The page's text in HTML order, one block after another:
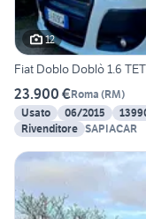
12
Fiat Doblo Doblò 1.6
23.900 €Roma (RM)
Usato
06/2015
Rivenditore SAPIACAR